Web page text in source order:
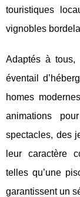
touristiques
vignobles
Adaptés à tous,
éventail
homes
animations
spectacles, des
leur caractère
telles qu’une
garantissent un